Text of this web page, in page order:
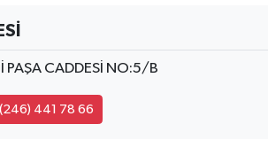
PAŞA CADDESİ NO:5/B
441 78 66